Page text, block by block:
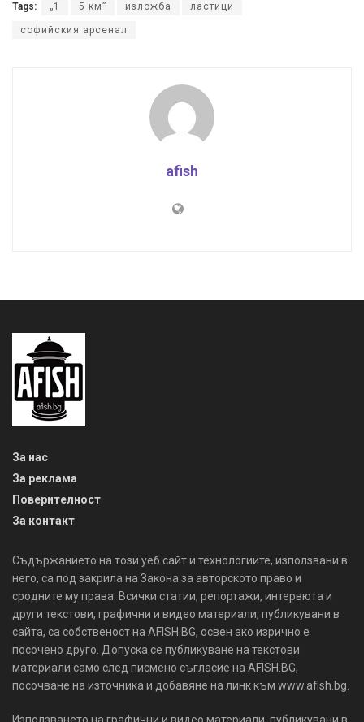
Tags: „1 5 км” изложба ластици
софийския арсенал
afish
За нас
За реклама
Поверителност
За контакт
Съдържанието на този уеб сайт и технологиите, използвани в
него, са под закрила на Закона за авторското право и
сродните му права. Всички статии, репортажи, интервюта и
други текстови, графични и видео материали, публикувани в
сайта, са собственост на AFISH.BG, освен ако изрично е
посочено друго. Допуска се публикуване на текстови
материали само след писмено съгласие на AFISH.BG,
посочване на източника и добавяне на линк към www.afish.bg.